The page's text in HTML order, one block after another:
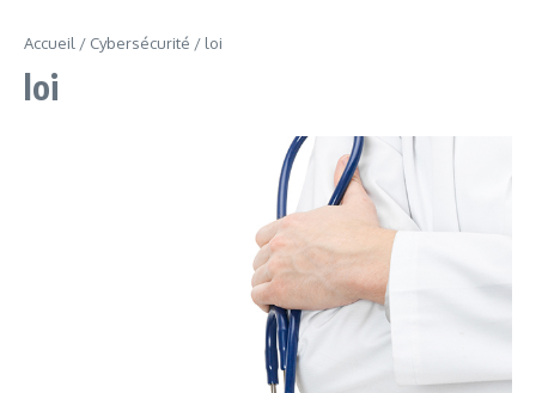
Accueil / Cybersécurité / loi
loi